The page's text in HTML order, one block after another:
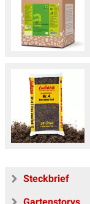
Steckbrief
Gartenstorys